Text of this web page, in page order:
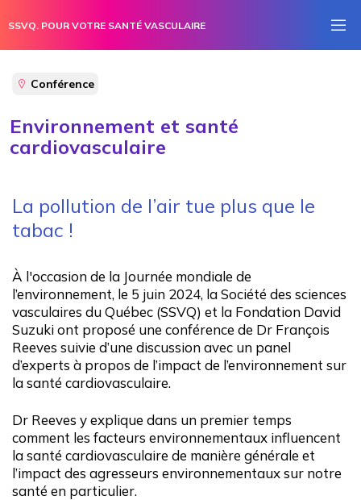
SSVQ. POUR VOTRE SANTÉ VASCULAIRE
Embolie pulmonaire
Hypertension artérielle
Phénomène de Raynaud
Pied diabétique
Thrombose veineuse profonde
Conférence
Environnement et santé
cardiovasculaire
La pollution de l’air tue plus que le
tabac !
À l'occasion de la Journée mondiale de
l’environnement, le 5 juin 2024, la Société des sciences
vasculaires du Québec (SSVQ) et la Fondation David
Suzuki ont proposé une conférence de Dr François
Reeves suivie d’une discussion avec un panel
d’experts à propos de l’impact de l’environnement sur
la santé cardiovasculaire.
Dr Reeves y explique dans un premier temps
comment les facteurs environnementaux influencent
la santé cardiovasculaire de manière générale et
l’impact des agresseurs environnementaux sur notre
santé en particulier.